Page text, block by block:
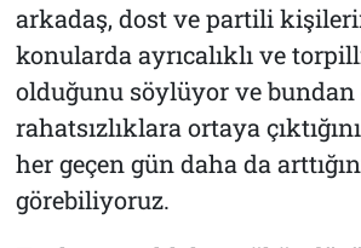
arkadaş, dost ve partili
konularda ayrıcalıklı ve
olduğunu söylüyor ve bundan
rahatsızlıklara ortaya
her geçen gün daha da
görebiliyoruz.